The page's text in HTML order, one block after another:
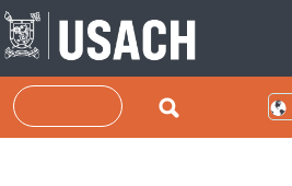
Pasar al contenido principal
Buscar